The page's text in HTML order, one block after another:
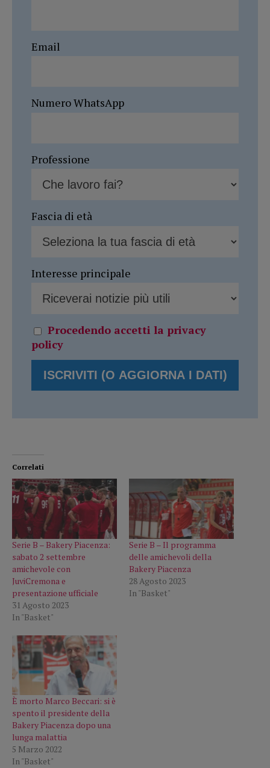
Email
Numero WhatsApp
Professione
Fascia di età
Interesse principale
Procedendo accetti la privacy
policy
Correlati
Serie B – Bakery Piacenza:
sabato 2 settembre
amichevole con
JuviCremona e
presentazione ufficiale
31 Agosto 2023
In "Basket"
Serie B – Il programma
delle amichevoli della
Bakery Piacenza
28 Agosto 2023
In "Basket"
È morto Marco Beccari: si è
spento il presidente della
Bakery Piacenza dopo una
lunga malattia
5 Marzo 2022
In "Basket"